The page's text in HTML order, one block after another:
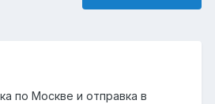
по Москве и отправка в